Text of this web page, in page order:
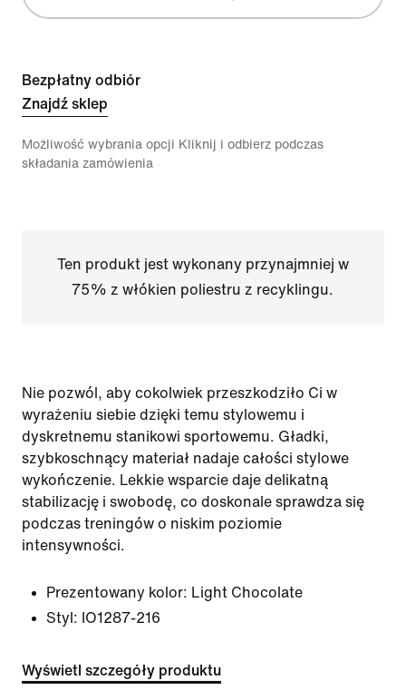
Bezpłatny odbiór
Znajdź sklep
Możliwość wybrania opcji Kliknij i odbierz podczas
składania zamówienia
Ten produkt jest wykonany przynajmniej w
75% z włókien poliestru z recyklingu.
Nie pozwól, aby cokolwiek przeszkodziło Ci w
wyrażeniu siebie dzięki temu stylowemu i
dyskretnemu stanikowi sportowemu. Gładki,
szybkoschnący materiał nadaje całości stylowe
wykończenie. Lekkie wsparcie daje delikatną
stabilizację i swobodę, co doskonale sprawdza się
podczas treningów o niskim poziomie
intensywności.
Prezentowany kolor: Light Chocolate
Styl: IO1287-216
Wyświetl szczegóły produktu